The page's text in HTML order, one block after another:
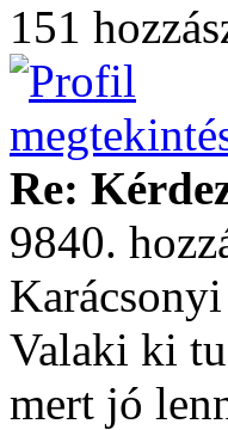
151
Re:
9840.
Valaki ki
mert jó